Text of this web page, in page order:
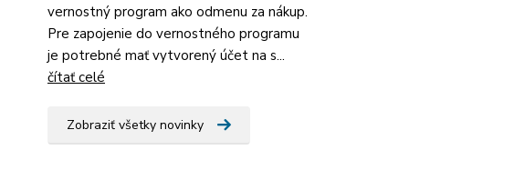
vernostný program ako odmenu za nákup.
Pre zapojenie do vernostného programu
je potrebné mať vytvorený účet na s...
čítať celé
Zobraziť všetky novinky